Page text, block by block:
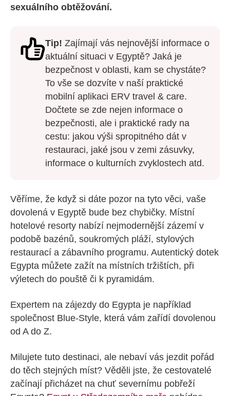
sexuálního obtěžování.
Tip! Zajímají vás nejnovější informace o
aktuální situaci v Egyptě? Jaká je
bezpečnost v oblasti, kam se chystáte?
To vše se dozvíte v naší praktické
mobilní aplikaci ERV travel & care.
Dočtete se zde nejen informace o
bezpečnosti, ale i praktické rady na
cestu: jakou výši spropitného dát v
restauraci, jaké jsou v zemi zásuvky,
informace o kulturních zvyklostech atd.
Věříme, že když si dáte pozor na tyto věci, vaše
dovolená v Egyptě bude bez chybičky. Místní
hotelové resorty nabízí nejmodernější zázemí v
podobě bazénů, soukromých pláží, stylových
restaurací a zábavního programu. Autentický dotek
Egypta můžete zažít na místních tržištích, při
výletech do pouště či k pyramidám.
Expertem na zájezdy do Egypta je například
společnost Blue-Style, která vám zařídí dovolenou
od A do Z.
Milujete tuto destinaci, ale nebaví vás jezdit pořád
do těch stejných míst? Věděli jste, že cestovatelé
začínají přicházet na chuť severnímu pobřeží